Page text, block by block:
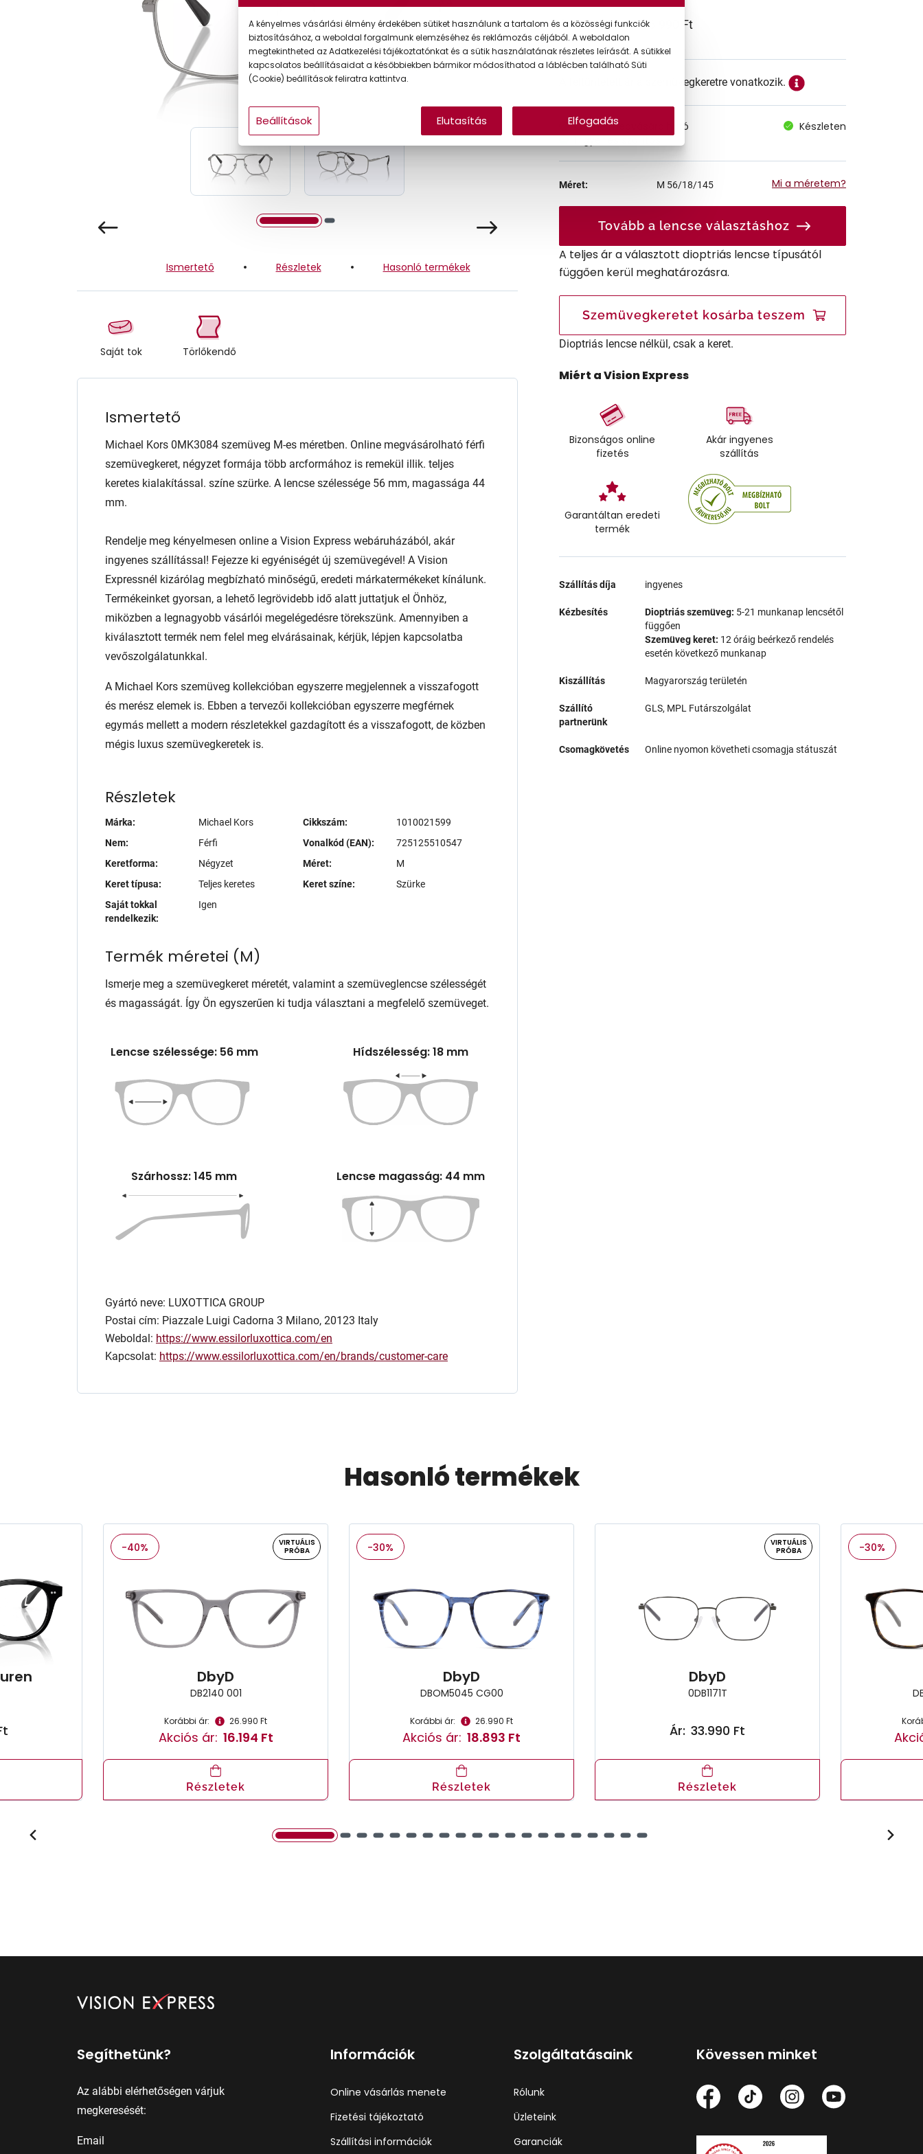
Ismertető Részletek Hasonló termékek
Saját tok Törlőkendő
Ismertető
Michael Kors 0MK3084 szemüveg M-es méretben. Online megvásárolható férfi
szemüvegkeret, négyzet formája több arcformához is remekül illik. teljes
keretes kialakítással. színe szürke. A lencse szélessége 56 mm, magassága 44
mm.
Rendelje meg kényelmesen online a Vision Express webáruházából, akár
ingyenes szállítással! Fejezze ki egyéniségét új szemüvegével! A Vision
Expressnél kizárólag megbízható minőségű, eredeti márkatermékeket kínálunk.
Termékeinket gyorsan, a lehető legrövidebb idő alatt juttatjuk el Önhöz,
miközben a legnagyobb vásárlói megelégedésre törekszünk. Amennyiben a
kiválasztott termék nem felel meg elvárásainak, kérjük, lépjen kapcsolatba
vevőszolgálatunkkal.
A Michael Kors szemüveg kollekcióban egyszerre megjelennek a visszafogott
és merész elemek is. Ebben a tervezői kollekcióban egyszerre megférnek
egymás mellett a modern részletekkel gazdagított és a visszafogott, de közben
mégis luxus szemüvegkeretek is.
Részletek
Márka:
Michael Kors
Nem:
Férfi
Keretforma:
Négyzet
Keret típusa:
Teljes keretes
Saját tokkal
rendelkezik:
Igen
Cikkszám:
1010021599
Vonalkód (EAN):
725125510547
Méret:
M
Keret színe:
Szürke
Termék méretei (M)
Ismerje meg a szemüvegkeret méretét, valamint a szemüveglencse szélességét
és magasságát. Így Ön egyszerűen ki tudja választani a megfelelő szemüveget.
Lencse szélessége: 56 mm Hídszélesség: 18 mm
Szárhossz: 145 mm Lencse magasság: 44 mm
Gyártó neve: LUXOTTICA GROUP
Postai cím: Piazzale Luigi Cadorna 3 Milano, 20123 Italy
Weboldal: https://www.essilorluxottica.com/en
Kapcsolat: https://www.essilorluxottica.com/en/brands/customer-care
Ár: 66.990 Ft
A feltűntetett ár a szemüvegkeretre vonatkozik.
Online megvásárolható
Készleten
Méret: M 56/18/145 Mi a méretem?
Tovább a lencse választáshoz
A teljes ár a választott dioptriás lencse típusától
függően kerül meghatározásra.
Szemüvegkeretet kosárba teszem
Dioptriás lencse nélkül, csak a keret.
Miért a Vision Express
Bizonságos online
fizetés
Akár ingyenes
szállítás
Garantáltan eredeti
termék
Szállítás díja ingyenes
Kézbesítés Dioptriás szemüveg: 5-21 munkanap lencsétől
függően
Szemüveg keret: 12 óráig beérkező rendelés
esetén következő munkanap
Kiszállítás Magyarország területén
Szállító
partnerünk
GLS, MPL Futárszolgálat
Csomagkövetés Online nyomon követheti csomagja státuszát
Hasonló termékek
-40%
VIRTUÁLIS
PRÓBA
DbyD
DB2140 001
Korábbi ár: 26.990 Ft
Akciós ár: 16.194 Ft
Részletek
-30%
DbyD
DBOM5045 CG00
Korábbi ár: 26.990 Ft
Akciós ár: 18.893 Ft
Részletek
VIRTUÁLIS
PRÓBA
DbyD
0DB1171T
Ár: 33.990 Ft
Részletek
-30%
Segíthetünk?
Az alábbi elérhetőségen várjuk
megkeresését:
Email
Információk
Online vásárlás menete
Fizetési tájékoztató
Szállítási információk
Szolgáltatásaink
Rólunk
Üzleteink
Garanciák
Kövessen minket
A kényelmes vásárlási élmény érdekében sütiket használunk a tartalom és a közösségi funkciók
biztosításához, a weboldal forgalmunk elemzéséhez és reklámozás céljából. A weboldalon
megtekintheted az Adatkezelési tájékoztatónkat és a sütik használatának részletes leírását. A sütikkel
kapcsolatos beállításaidat a későbbiekben bármikor módosíthatod a láblécben található Süti
(Cookie) beállítások feliratra kattintva.
Beállítások Elutasítás Elfogadás